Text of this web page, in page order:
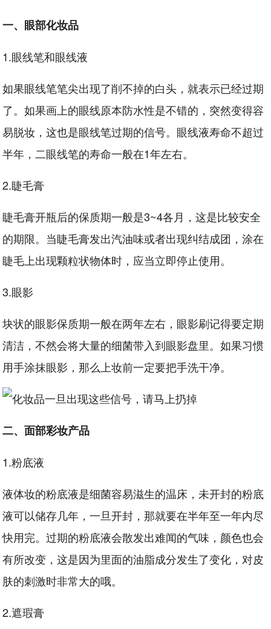
一、眼部化妆品
1.眼线笔和眼线液
如果眼线笔笔尖出现了削不掉的白头，就表示已经过期
了。如果画上的眼线原本防水性是不错的，突然变得容
易脱妆，这也是眼线笔过期的信号。眼线液寿命不超过
半年，二眼线笔的寿命一般在1年左右。
2.睫毛膏
睫毛膏开瓶后的保质期一般是3~4各月，这是比较安全
的期限。当睫毛膏发出汽油味或者出现纠结成团，涂在
睫毛上出现颗粒状物体时，应当立即停止使用。
3.眼影
块状的眼影保质期一般在两年左右，眼影刷记得要定期
清洁，不然会将大量的细菌带入到眼影盘里。如果习惯
用手涂抹眼影，那么上妆前一定要把手洗干净。
二、面部彩妆产品
1.粉底液
液体妆的粉底液是细菌容易滋生的温床，未开封的粉底
液可以储存几年，一旦开封，那就要在半年至一年内尽
快用完。过期的粉底液会散发出难闻的气味，颜色也会
有所改变，这是因为里面的油脂成分发生了变化，对皮
肤的刺激时非常大的哦。
2.遮瑕膏